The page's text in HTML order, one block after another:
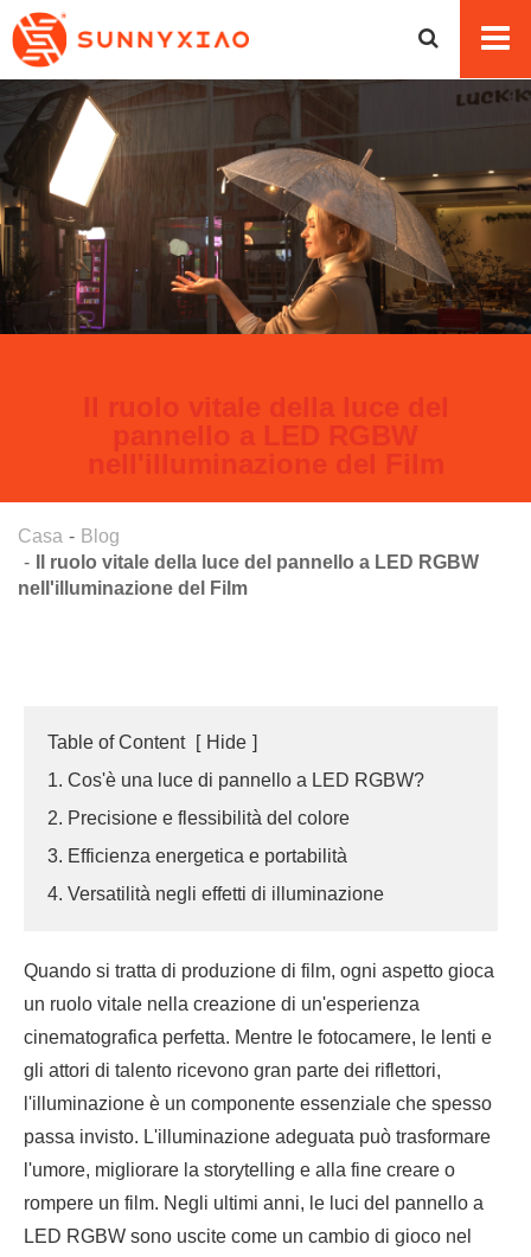
Il ruolo vitale della luce del
pannello a LED RGBW
nell'illuminazione del Film
Casa
Blog
Il ruolo vitale della luce del pannello a LED RGBW
nell'illuminazione del Film
Table of Content [ Hide ]
1. Cos'è una luce di pannello a LED RGBW?
2. Precisione e flessibilità del colore
3. Efficienza energetica e portabilità
4. Versatilità negli effetti di illuminazione
Quando si tratta di produzione di film, ogni aspetto gioca
un ruolo vitale nella creazione di un'esperienza
cinematografica perfetta. Mentre le fotocamere, le lenti e
gli attori di talento ricevono gran parte dei riflettori,
l'illuminazione è un componente essenziale che spesso
passa invisto. L'illuminazione adeguata può trasformare
l'umore, migliorare la storytelling e alla fine creare o
rompere un film. Negli ultimi anni, le luci del pannello a
LED RGBW sono uscite come un cambio di gioco nel